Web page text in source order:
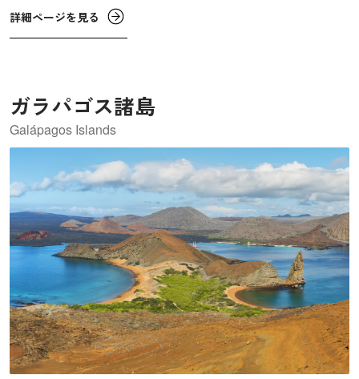
や氷帽が見られ、複雑で険峻な地形を作り出しています。
詳細ページを見る
ガラパゴス諸島
Galápagos Islands